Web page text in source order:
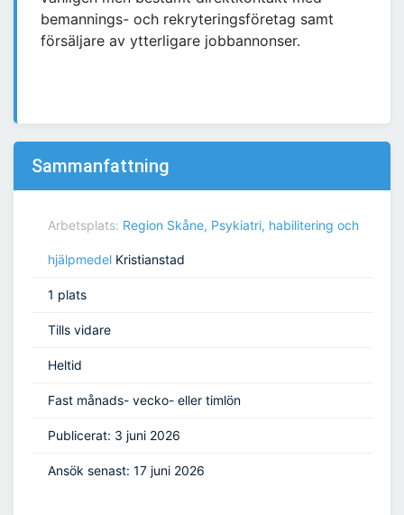
bemannings- och rekryteringsföretag samt
försäljare av ytterligare jobbannonser.
Sammanfattning
Arbetsplats: Region Skåne, Psykiatri, habilitering och
hjälpmedel Kristianstad
1 plats
Tills vidare
Heltid
Fast månads- vecko- eller timlön
Publicerat: 3 juni 2026
Ansök senast: 17 juni 2026